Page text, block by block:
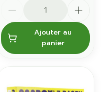
Ajouter au
panier